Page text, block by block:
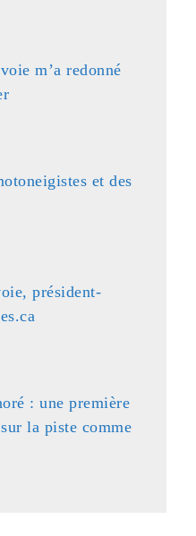
m’a redonné
et des
président-
: une première
la piste comme